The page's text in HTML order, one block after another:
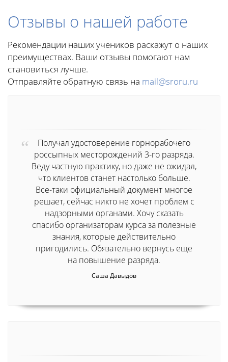
Отзывы о нашей работе
Рекомендации наших учеников раскажут о наших
преимуществах. Ваши отзывы помогают нам
становиться лучше.
Отправляйте обратную связь на mail@sroru.ru
Получал удостоверение горнорабочего
россыпных месторождений 3-го разряда.
Веду частную практику, но даже не ожидал,
что клиентов станет настолько больше.
Все-таки официальный документ многое
решает, сейчас никто не хочет проблем с
надзорными органами. Хочу сказать
спасибо организаторам курса за полезные
знания, которые действительно
пригодились. Обязательно вернусь еще
на повышение разряда.
Саша Давыдов